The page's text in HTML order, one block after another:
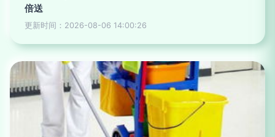
倍送
更新时间：2026-08-06 14:00:26